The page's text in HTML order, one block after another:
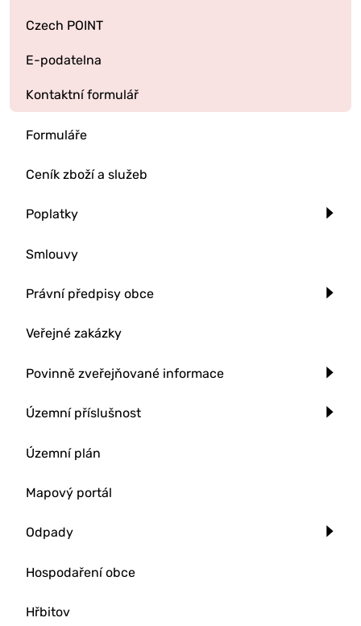
Czech POINT
E-podatelna
Kontaktní formulář
Formuláře
Ceník zboží a služeb
Poplatky
Smlouvy
Právní předpisy obce
Veřejné zakázky
Povinně zveřejňované informace
Územní příslušnost
Územní plán
Mapový portál
Odpady
Hospodaření obce
Hřbitov